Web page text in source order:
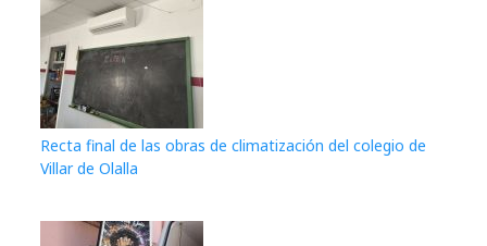
Recta final de las obras de climatización del colegio de
Villar de Olalla